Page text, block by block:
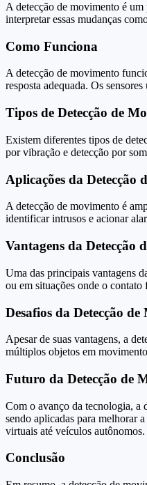
A detecção de movimento é
interpretar essas mudanças
Como Funciona
A detecção de movimento
resposta adequada. Os
Tipos de Detecção de
Existem diferentes tipos de
por vibração e detecção por
Aplicações da Detecção
A detecção de movimento é
identificar intrusos e acionar
Vantagens da Detecção
Uma das principais vantagens
ou em situações onde o
Desafios da Detecção
Apesar de suas vantagens, a
múltiplos objetos em
Futuro da Detecção de
Com o avanço da tecnologia, a
sendo aplicadas para melhorar
virtuais até veículos autônomos.
Conclusão